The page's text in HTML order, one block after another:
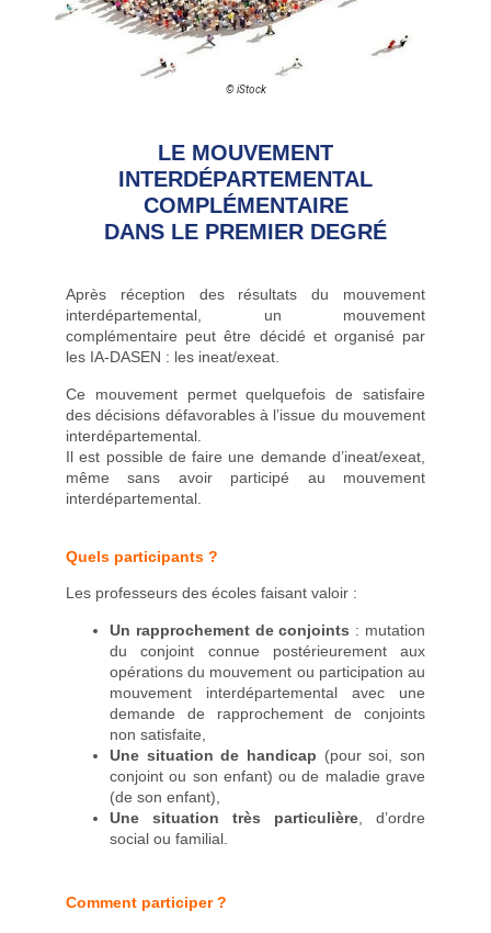
© iStock
LE MOUVEMENT
INTERDÉPARTEMENTAL
COMPLÉMENTAIRE
DANS LE PREMIER DEGRÉ
Après réception des résultats du mouvement
interdépartemental, un mouvement
complémentaire peut être décidé et organisé par
les IA-DASEN : les ineat/exeat.
Ce mouvement permet quelquefois de satisfaire
des décisions défavorables à l’issue du mouvement
interdépartemental.
Il est possible de faire une demande d’ineat/exeat,
même sans avoir participé au mouvement
interdépartemental.
Quels participants ?
Les professeurs des écoles faisant valoir :
Un rapprochement de conjoints : mutation
du conjoint connue postérieurement aux
opérations du mouvement ou participation au
mouvement interdépartemental avec une
demande de rapprochement de conjoints
non satisfaite,
Une situation de handicap (pour soi, son
conjoint ou son enfant) ou de maladie grave
(de son enfant),
Une situation très particulière , d’ordre
social ou familial.
Comment participer ?